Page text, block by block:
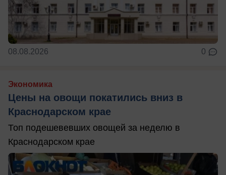
08.08.2026 0
Экономика
Цены на овощи покатились вниз в
Краснодарском крае
Топ подешевевших овощей за неделю в
Краснодарском крае